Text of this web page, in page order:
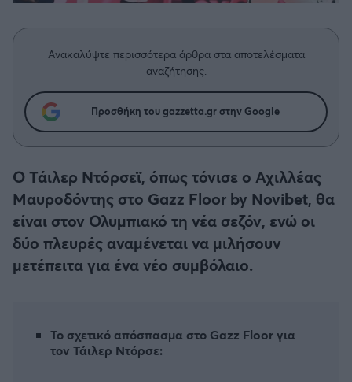
Δημήτρης Τσορμπατζόγλου
Λεβαδειακός
ΟΦΗ
Βόλος
Ατρόμητος Αθηνών
Κηφισιά
Αστέρας Τρίπολης
Μεγάλη μου Αγάπη
Μια Ιστορία από την Πόλη
Ανακαλύψτε περισσότερα άρθρα στα αποτελέσματα
αναζήτησης.
Προσθήκη του gazzetta.gr στην Google
Ο Τάιλερ Ντόρσεϊ, όπως τόνισε ο Αχιλλέας
Μαυροδόντης στο Gazz Floor by Novibet, θα
είναι στον Ολυμπιακό τη νέα σεζόν, ενώ οι
δύο πλευρές αναμένεται να μιλήσουν
μετέπειτα για ένα νέο συμβόλαιο.
Το σχετικό απόσπασμα στο Gazz Floor για
τον Τάιλερ Ντόρσε: